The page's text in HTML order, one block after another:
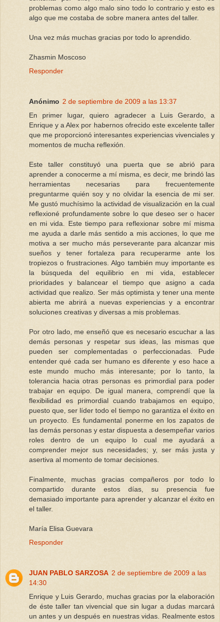
problemas como algo malo sino todo lo contrario y esto es
algo que me costaba de sobre manera antes del taller.
Una vez más muchas gracias por todo lo aprendido.
Zhasmin Moscoso
Responder
Anónimo 2 de septiembre de 2009 a las 13:37
En primer lugar, quiero agradecer a Luis Gerardo, a
Enrique y a Alex por habernos ofrecido este excelente taller
que me proporcionó interesantes experiencias vivenciales y
momentos de mucha reflexión.
Este taller constituyó una puerta que se abrió para
aprender a conocerme a mí misma, es decir, me brindó las
herramientas necesarias para frecuentemente
preguntarme quién soy y no olvidar la esencia de mi ser.
Me gustó muchísimo la actividad de visualización en la cual
reflexioné profundamente sobre lo que deseo ser o hacer
en mi vida. Este tiempo para reflexionar sobre mí misma
me ayuda a darle más sentido a mis acciones, lo que me
motiva a ser mucho más perseverante para alcanzar mis
sueños y tener fortaleza para recuperarme ante los
tropiezos o frustraciones. Algo también muy importante es
la búsqueda del equilibrio en mi vida, establecer
prioridades y balancear el tiempo que asigno a cada
actividad que realizo. Ser más optimista y tener una mente
abierta me abrirá a nuevas experiencias y a encontrar
soluciones creativas y diversas a mis problemas.
Por otro lado, me enseñó que es necesario escuchar a las
demás personas y respetar sus ideas, las mismas que
pueden ser complementadas o perfeccionadas. Pude
entender qué cada ser humano es diferente y eso hace a
este mundo mucho más interesante; por lo tanto, la
tolerancia hacia otras personas es primordial para poder
trabajar en equipo. De igual manera, comprendí que la
flexibilidad es primordial cuando trabajamos en equipo,
puesto que, ser líder todo el tiempo no garantiza el éxito en
un proyecto. Es fundamental ponerme en los zapatos de
las demás personas y estar dispuesta a desempeñar varios
roles dentro de un equipo lo cual me ayudará a
comprender mejor sus necesidades; y, ser más justa y
asertiva al momento de tomar decisiones.
Finalmente, muchas gracias compañeros por todo lo
compartido durante estos días, su presencia fue
demasiado importante para aprender y alcanzar el éxito en
el taller.
María Elisa Guevara
Responder
JUAN PABLO SARZOSA 2 de septiembre de 2009 a las
14:30
Enrique y Luis Gerardo, muchas gracias por la elaboración
de éste taller tan vivencial que sin lugar a dudas marcará
un antes y un después en nuestras vidas. Realmente estos